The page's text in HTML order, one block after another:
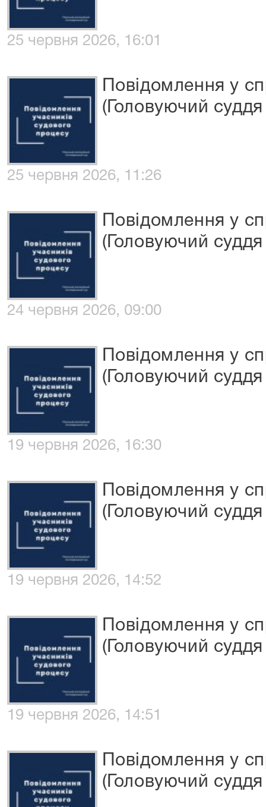
25 червня 2026, 16:01
Повідомлення у
(Головуючий
25 червня 2026, 11:26
Повідомлення у
(Головуючий
24 червня 2026, 09:00
Повідомлення у
(Головуючий
19 червня 2026, 16:30
Повідомлення у
(Головуючий
19 червня 2026, 14:52
Повідомлення у
(Головуючий
19 червня 2026, 14:51
Повідомлення у
(Головуючий